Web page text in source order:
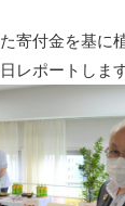
寄付金を基に
レポートします